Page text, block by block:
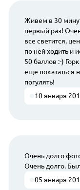
Живем в 30
первый раз!
все светится,
по ней ходить и
50 баллов :-)
еще покататься
погулять!
10 января
Очень долго
Очень долго.
05 января